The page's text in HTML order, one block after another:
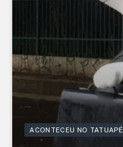
ACONTECEU NO TATUAPÉ